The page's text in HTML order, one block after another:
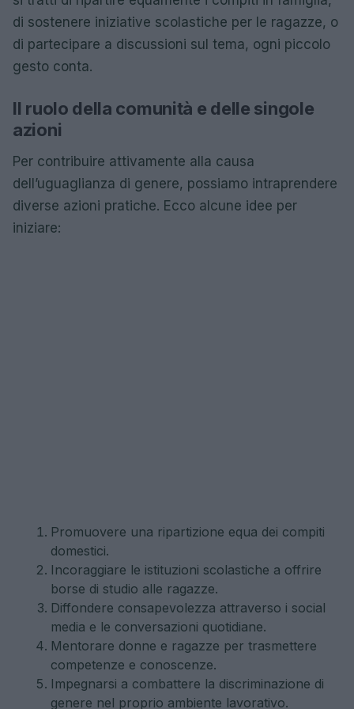
di sostenere iniziative scolastiche per le ragazze, o
di partecipare a discussioni sul tema, ogni piccolo
gesto conta.
Il ruolo della comunità e delle singole
azioni
Per contribuire attivamente alla causa
dell’uguaglianza di genere, possiamo intraprendere
diverse azioni pratiche. Ecco alcune idee per
iniziare:
Promuovere una ripartizione equa dei compiti
domestici.
Incoraggiare le istituzioni scolastiche a offrire
borse di studio alle ragazze.
Diffondere consapevolezza attraverso i social
media e le conversazioni quotidiane.
Mentorare donne e ragazze per trasmettere
competenze e conoscenze.
Impegnarsi a combattere la discriminazione di
genere nel proprio ambiente lavorativo.